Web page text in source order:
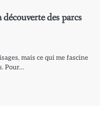
des parcs
mais ce qui me fascine
Pour…